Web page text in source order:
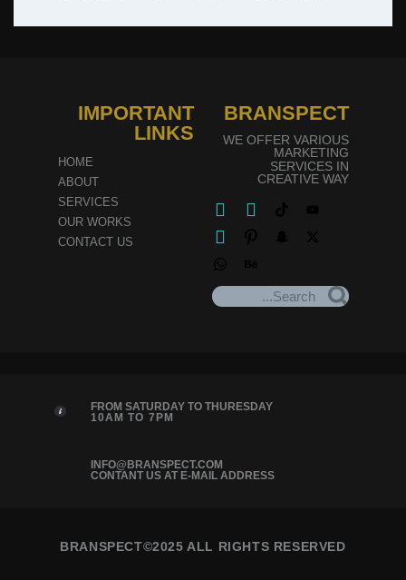
BRANSPECT
WE OFFER VARIOUS
MARKETING
SERVICES IN
CREATIVE WAY
IMPORTANT
LINKS
HOME
ABOUT
SERVICES
OUR WORKS
CONTACT US
FROM SATURDAY TO THURESDAY
10AM TO 7PM
INFO@BRANSPECT.COM
CONTANT US AT E-MAIL ADDRESS
BRANSPECT©2025 ALL RIGHTS RESERVED